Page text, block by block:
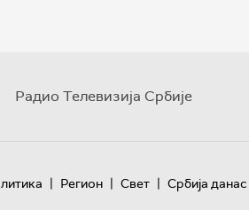
Радио Телевизија Србије
| Регион | Свет | Србија данас